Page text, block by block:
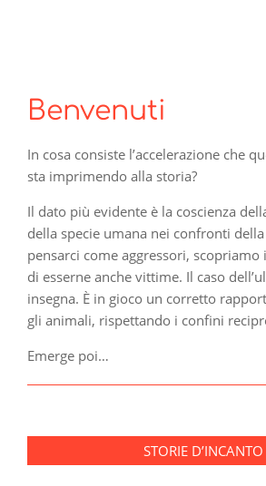
Benvenuti
In cosa consiste l’accelerazione che
sta imprimendo alla storia?
Il dato più evidente è la coscienza
della specie umana nei confronti
pensarci come aggressori,
di esserne anche vittime. Il caso
insegna. È in gioco un corretto
gli animali, rispettando i confini
Emerge poi…
STORIE D’INCANTO